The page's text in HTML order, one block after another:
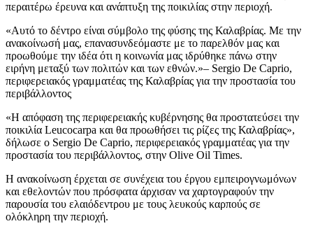
περαιτέρω έρευνα και ανάπτυξη της ποικιλίας στην περιοχή.
Αυτό το δέντρο είναι σύμβολο της φύσης της Καλαβρίας. Με την
ανακοίνωσή μας, επανασυνδεόμαστε με το παρελθόν μας και
προωθούμε την ιδέα ότι η κοινωνία μας ιδρύθηκε πάνω στην
ειρήνη μεταξύ των πολιτών και των εθνών. – Sergio De Caprio,
περιφερειακός γραμματέας της Καλαβρίας για την προστασία του
περιβάλλοντος
«Η απόφαση της περιφερειακής κυβέρνησης θα προστατεύσει την
ποικιλία Leucocarpa και θα προωθήσει τις ρίζες της Καλαβρίας»,
δήλωσε ο Sergio De Caprio, περιφερειακός γραμματέας για την
προστασία του περιβάλλοντος, στην Olive Oil Times.
Η ανακοίνωση έρχεται σε συνέχεια του έργου εμπειρογνωμόνων
και εθελοντών που πρόσφατα άρχισαν να χαρτογραφούν την
παρουσία του ελαιόδεντρου με τους λευκούς καρπούς σε
ολόκληρη την περιοχή.